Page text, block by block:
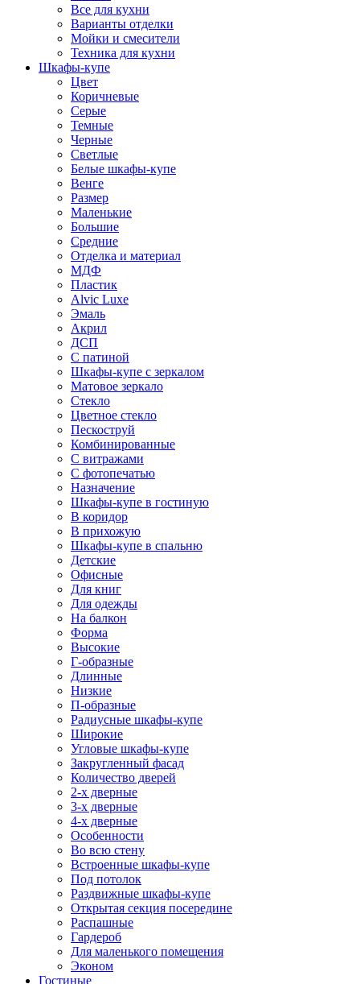
Все для кухни
Варианты отделки
Мойки и смесители
Техника для кухни
Шкафы-купе
Цвет
Коричневые
Серые
Темные
Черные
Светлые
Белые шкафы-купе
Венге
Размер
Маленькие
Большие
Средние
Отделка и материал
МДФ
Пластик
Alvic Luxe
Эмаль
Акрил
ДСП
С патиной
Шкафы-купе с зеркалом
Матовое зеркало
Стекло
Цветное стекло
Пескоструй
Комбинированные
С витражами
С фотопечатью
Назначение
Шкафы-купе в гостиную
В коридор
В прихожую
Шкафы-купе в спальню
Детские
Офисные
Для книг
Для одежды
На балкон
Форма
Высокие
Г-образные
Длинные
Низкие
П-образные
Радиусные шкафы-купе
Широкие
Угловые шкафы-купе
Закругленный фасад
Количество дверей
2-х дверные
3-х дверные
4-х дверные
Особенности
Во всю стену
Встроенные шкафы-купе
Под потолок
Раздвижные шкафы-купе
Открытая секция посередине
Распашные
Гардероб
Для маленького помещения
Эконом
Гостиные